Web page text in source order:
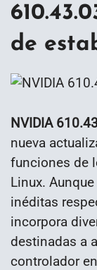
de
NVIDIA
nueva
funciones de
Linux.
inéditas
incorpora
destinadas a
controlador